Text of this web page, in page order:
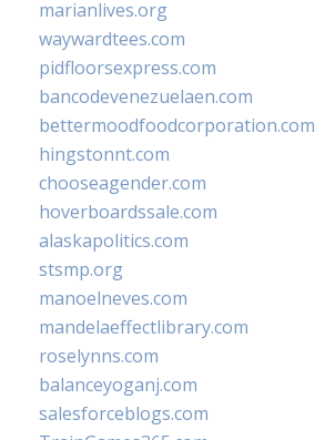
marianlives.org
waywardtees.com
pidfloorsexpress.com
bancodevenezuelaen.com
bettermoodfoodcorporation.com
hingstonnt.com
chooseagender.com
hoverboardssale.com
alaskapolitics.com
stsmp.org
manoelneves.com
mandelaeffectlibrary.com
roselynns.com
balanceyoganj.com
salesforceblogs.com